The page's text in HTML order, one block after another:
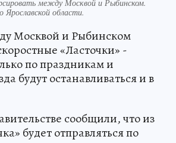
между Москвой и Рыбинском.
Ярославской области.
Москвой и Рыбинском
«Ласточки» -
по праздникам и
будут останавливаться и в
сообщили, что из
будет отправляться по